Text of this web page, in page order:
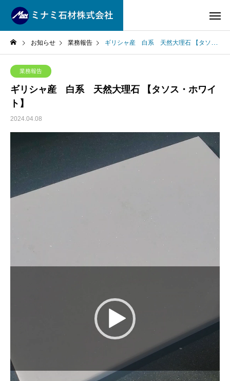
お知らせ 業務報告 ギリシャ産 白系 天然大理石 【タソス・ホワイト】
業務報告
ギリシャ産 白系 天然大理石 【タソス・ホワイ
ト】
2024.04.08
ー